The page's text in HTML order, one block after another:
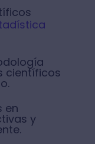
científicos
en
y